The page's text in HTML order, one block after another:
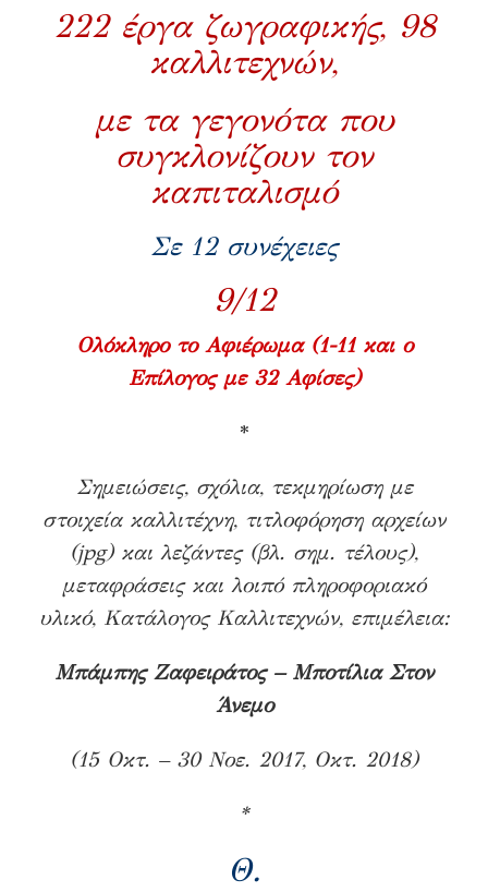
222 έργα ζωγραφικής, 98
καλλιτεχνών,
με τα γεγονότα που
συγκλονίζουν τον
καπιταλισμό
Σε 12 συνέχειες
9/12
Ολόκληρο το Αφιέρωμα (1-11 και ο
Επίλογος με 32 Αφίσες)
*
Σημειώσεις, σχόλια, τεκμηρίωση με
στοιχεία καλλιτέχνη, τιτλοφόρηση αρχείων
(jpg) και λεζάντες (βλ. σημ. τέλους),
μεταφράσεις και λοιπό πληροφοριακό
υλικό, Κατάλογος Καλλιτεχνών, επιμέλεια:
Μπάμπης Ζαφειράτος – Μποτίλια Στον
Άνεμο
(15 Οκτ. – 30 Νοε. 2017, Οκτ. 2018)
*
Θ.